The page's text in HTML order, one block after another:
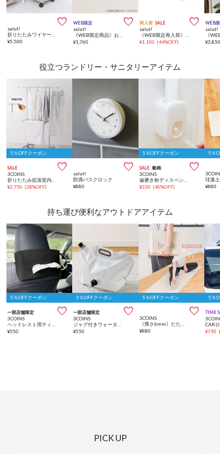

salut!
¥5,500
WEB限定 
salut!
¥1,760
再入荷 SALE 
salut!
¥1,100 (44%OFF)
WEB
salut!
¥
役立つランドリー・サニタリーアイテム
5％OFFクーポン
SALE 
3COINS
¥2,750 (28%OFF)

salut!
防滴バスクロック
¥880
5％OFFクーポン
SALE 動画 
3COINS
¥330 (40%OFF)
5％
¥880
持ち運び便利なアウトドアアイテム
5％OFFクーポン
一部店舗限定 
3COINS
¥550
5％OFFクーポン
一部店舗限定 
3COINS
¥550
5％OFFクーポン

3COINS
¥880
5％
TIME
¥792
PICK UP